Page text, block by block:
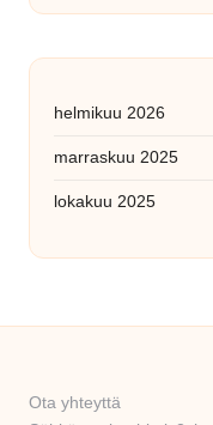
helmikuu 2026
marraskuu 2025
lokakuu 2025
Ota yhteyttä